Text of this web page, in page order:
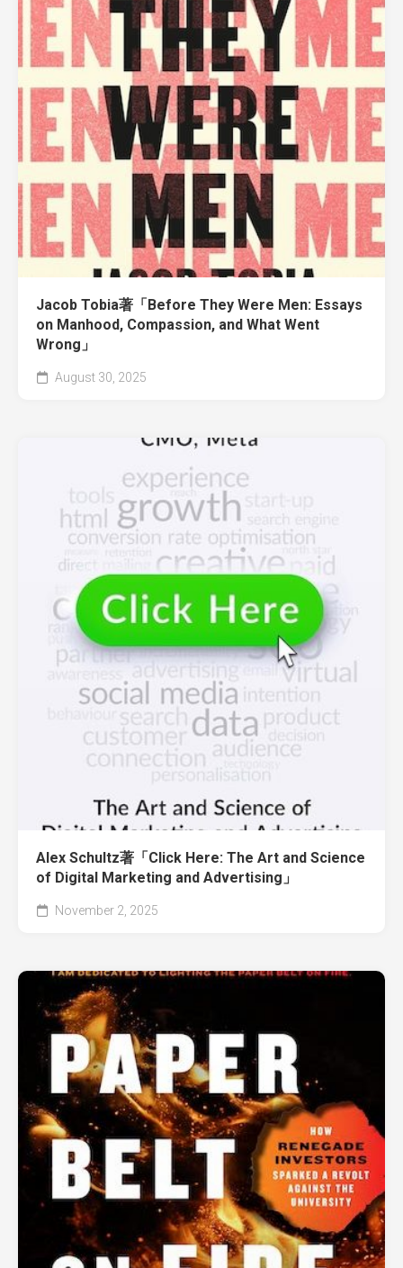
Jacob Tobia著「Before They Were Men: Essays
on Manhood, Compassion, and What Went
Wrong」
August 30, 2025
Alex Schultz著「Click Here: The Art and Science
of Digital Marketing and Advertising」
November 2, 2025